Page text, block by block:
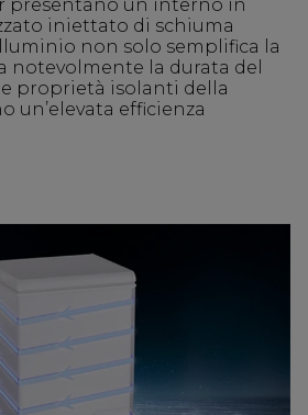
presentano un interno in
iniettato di schiuma
non solo semplifica la
notevolmente la durata del
proprietà isolanti della
un’elevata efficienza